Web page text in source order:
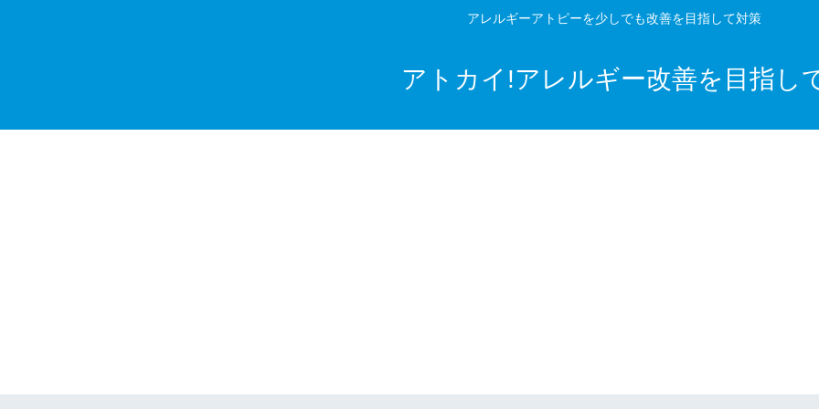
アレルギーアトピーを少しでも改善を目指して対策
アトカイ!アレルギー改善を目指し